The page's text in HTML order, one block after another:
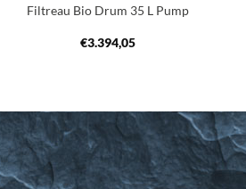
Filtreau Bio Drum 35 L Pump
€3.394,05